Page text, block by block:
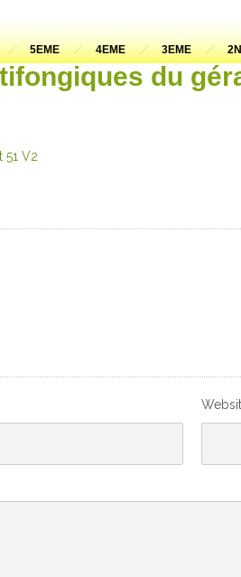
5EME 4EME 3EME
du
51 V2